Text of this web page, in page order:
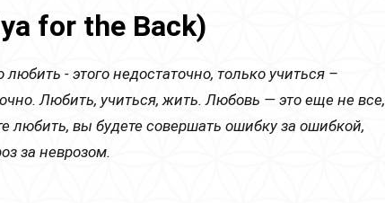
for the Back)
- этого недостаточно, только учиться –
Любить, учиться, жить. Любовь — это еще не все,
любить, вы будете совершать ошибку за ошибкой,
за неврозом.